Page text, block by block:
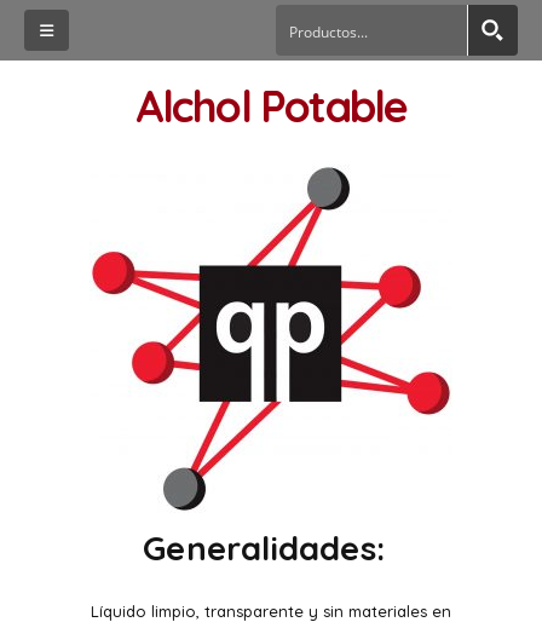
Alchol Potable
Generalidades:
Líquido limpio, transparente y sin materiales en